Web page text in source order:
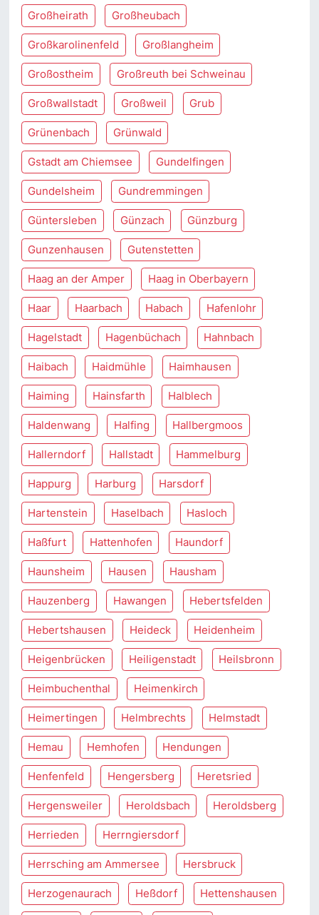
Großheirath Großheubach
Großkarolinenfeld Großlangheim
Großostheim Großreuth bei Schweinau
Großwallstadt Großweil Grub
Grünenbach Grünwald
Gstadt am Chiemsee Gundelfingen
Gundelsheim Gundremmingen
Güntersleben Günzach Günzburg
Gunzenhausen Gutenstetten
Haag an der Amper Haag in Oberbayern
Haar Haarbach Habach Hafenlohr
Hagelstadt Hagenbüchach Hahnbach
Haibach Haidmühle Haimhausen
Haiming Hainsfarth Halblech
Haldenwang Halfing Hallbergmoos
Hallerndorf Hallstadt Hammelburg
Happurg Harburg Harsdorf
Hartenstein Haselbach Hasloch
Haßfurt Hattenhofen Haundorf
Haunsheim Hausen Hausham
Hauzenberg Hawangen Hebertsfelden
Hebertshausen Heideck Heidenheim
Heigenbrücken Heiligenstadt Heilsbronn
Heimbuchenthal Heimenkirch
Heimertingen Helmbrechts Helmstadt
Hemau Hemhofen Hendungen
Henfenfeld Hengersberg Heretsried
Hergensweiler Heroldsbach Heroldsberg
Herrieden Herrngiersdorf
Herrsching am Ammersee Hersbruck
Herzogenaurach Heßdorf Hettenshausen